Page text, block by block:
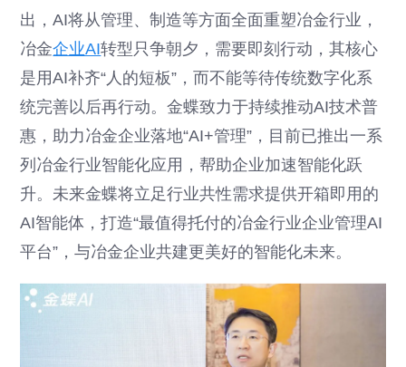
出，AI将从管理、制造等方面全面重塑冶金行业，
冶金企业AI转型只争朝夕，需要即刻行动，其核心
是用AI补齐“人的短板”，而不能等待传统数字化系
统完善以后再行动。金蝶致力于持续推动AI技术普
惠，助力冶金企业落地“AI+管理”，目前已推出一系
列冶金行业智能化应用，帮助企业加速智能化跃
升。未来金蝶将立足行业共性需求提供开箱即用的
AI智能体，打造“最值得托付的冶金行业企业管理AI
平台”，与冶金企业共建更美好的智能化未来。